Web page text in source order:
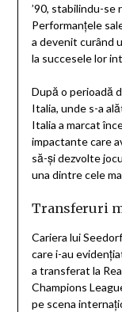
’90, stabilindu-se
Performanțele
a devenit curând
la succesele lor
După o perioadă
Italia, unde s-a
Italia a marcat
impactante care
să-și dezvolte
una dintre cele
Transferuri
Cariera lui
care i-au
a transferat la
Champions
pe scena